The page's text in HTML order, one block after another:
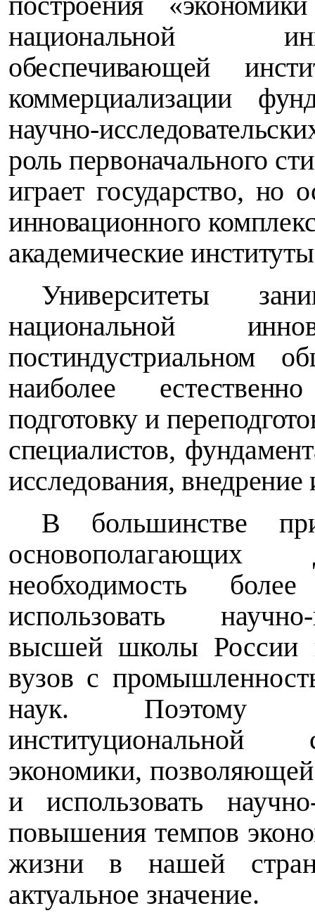
национальной
обеспечивающей
коммерциализации
научно-
роль первоначального
играет государство, но
инновационного
академические
Университеты
национальной
постиндустриальном
наиболее
подготовку и
специалистов,
исследования,
В большинстве
основополагающих
необходимость
использовать
высшей школы России
вузов с
наук. Поэтому
институциональной
экономики, позволяющей
и использовать
повышения темпов
жизни в нашей
актуальное значение.